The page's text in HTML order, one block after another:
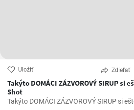
Uložiť Zdieľať
Takýto DOMÁCI ZÁZVOROVÝ SIRUP si ešte
Shot